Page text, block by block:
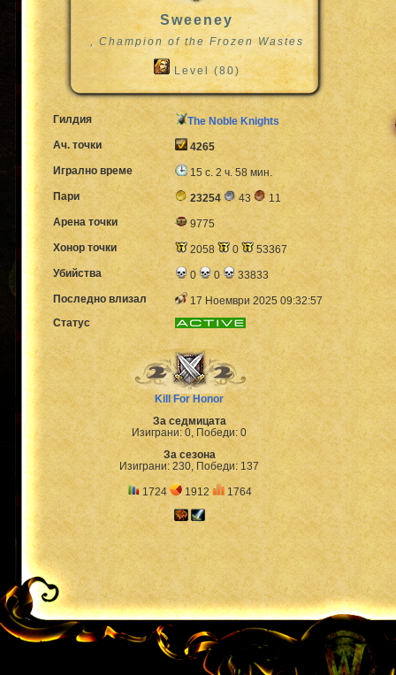
Sweeney
, Champion of the Frozen Wastes
Level (80)
Гилдия
The Noble Knights
Ач. точки
4265
Игрално време
15 с. 2 ч. 58 мин.
Пари
23254 43
11
Арена точки
9775
Хонор точки
2058 0
53367
Убийства
0 0
33833
Последно влизал
17 Ноември 2025 09:32:57
Статус
Kill For Honor
За седмицата
Изиграни: 0, Победи: 0
За сезона
Изиграни: 230, Победи: 137
1724 1912 1764